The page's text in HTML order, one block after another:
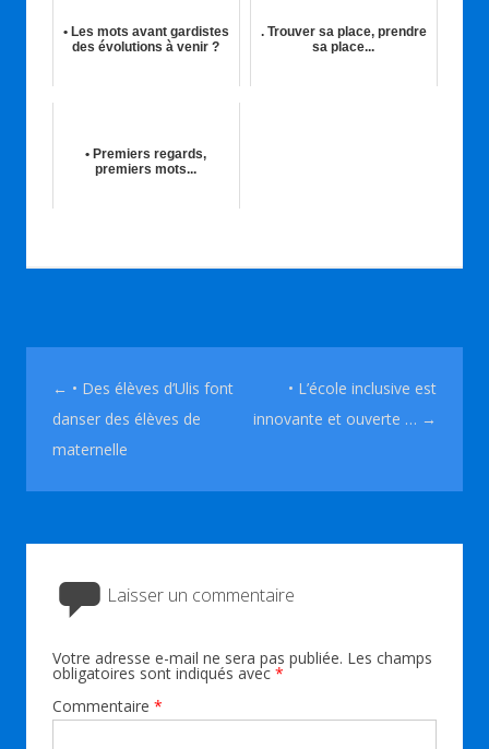
• Les mots avant gardistes
des évolutions à venir ?
. Trouver sa place, prendre
sa place...
• Premiers regards,
premiers mots...
Navigation des articles
← • Des élèves d’Ulis font
danser des élèves de
maternelle
• L’école inclusive est
innovante et ouverte … →
Laisser un commentaire
Votre adresse e-mail ne sera pas publiée. Les champs
obligatoires sont indiqués avec *
Commentaire *